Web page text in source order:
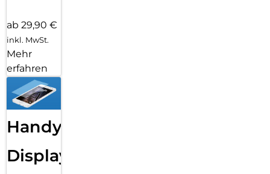
ab 29,90 €
inkl. MwSt.
Mehr
erfahren
Handy
Displayfolie